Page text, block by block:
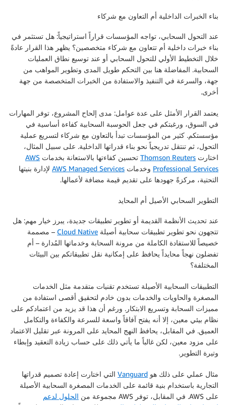
بناء الخبرات الداخلية أم التعاون مع شركاء
عند التحول السحابي، تواجه المؤسسات قراراً استراتيجياً: هل تستثمر في
بناء خبرات داخلية أم تتعاون مع شركاء متخصصين؟ يظهر هذا القرار عادةً
خلال التخطيط الأولي للتحول السحابي أو عند توسيع نطاق العمليات
السحابية. المفاضلة هنا بين التحكم طويل المدى وتطوير المواهب من
جهة، والسرعة في التنفيذ والاستفادة من الخبرات المتخصصة من جهة
أخرى.
يعتمد القرار الأمثل على عدة عوامل: مدى إلحاح المشروع، توفر المهارات
في السوق، ورغبتكم في جعل الحوسبة السحابية كفاءة أساسية في
مؤسستكم. كثير من المؤسسات تبدأ بالتعاون مع شركاء لتسريع عملية
التحول، ثم تنتقل تدريجياً نحو بناء قدراتها الداخلية. على سبيل المثال،
اختارت Thomson Reuters تحسين كفاءتها بالاستعانة بخدمات AWS
Professional Services وخدمات AWS Managed Services لإدارة بنيتها
التحتية، مركزةً جهودها على تقديم قيمة مضافة لأعمالها.
التطوير السحابي الأصيل أم المحايد
عند تحديث الأنظمة القديمة أو تطوير تطبيقات جديدة، يبرز خيار مهم: هل
تتجهون نحو تطوير تطبيقات سحابية أصيلة Cloud Native – مصممة
خصيصاً للاستفادة الكاملة من مرونة السحابة وخدماتها المُدارة – أم
تفضلون نهجاً محايداً يحافظ على إمكانية نقل تطبيقاتكم بين البيئات
المختلفة؟
التطبيقات السحابية الأصيلة تستخدم تقنيات متقدمة مثل الخدمات
المصغرة والحاويات والخدمات بدون خادم لتحقيق أقصى استفادة من
مميزات السحابة وتسريع الابتكار. ورغم أن هذا قد يزيد من اعتمادكم على
نظام بيئي معين، إلا أنه يفتح آفاقاً واسعة للسرعة والكفاءة والتكامل
العميق. في المقابل، يحافظ النهج المحايد على المرونة عبر تقليل الاعتماد
على مزود معين، لكن غالباً ما يأتي ذلك على حساب زيادة التعقيد وإبطاء
وتيرة التطوير.
مثال عملي على ذلك هو Vanguard التي اختارت إعادة تصميم قدراتها
التجارية باستخدام بنية قائمة على الخدمات المصغرة السحابية الأصيلة
على AWS. في المقابل، توفر AWS مجموعة من
الحلول لدعم